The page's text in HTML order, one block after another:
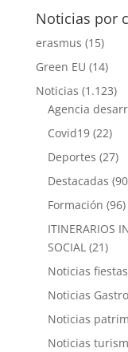
Noticias por
erasmus (15)
Green EU (14)
Noticias (1.123)
Agencia
Covid19(22)
Deportes (27)
Destacadas
Formación (96)
ITINERARIOS
SOCIAL(21)
Noticias fiestas
Noticias
Noticias
Noticias